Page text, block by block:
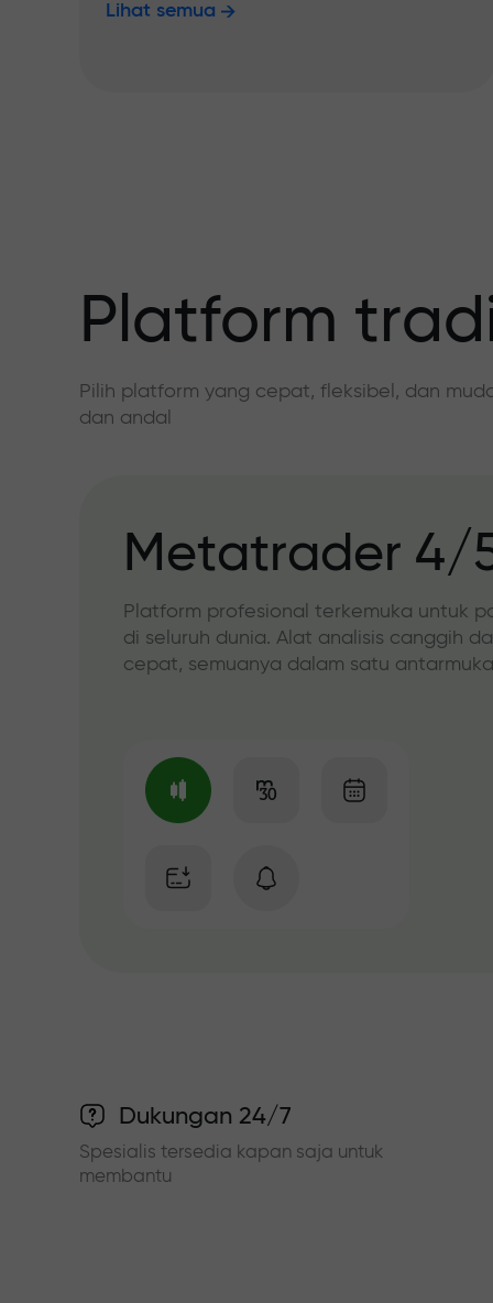
Lihat semua
Platform
Pilih platform yang cepat, fleksibel, dan
dan andal
Metatrader 4/
Platform profesional terkemuka untuk
di seluruh dunia. Alat analisis canggih
cepat, semuanya dalam satu
Dukungan 24/7
Spesialis tersedia kapan saja untuk
membantu